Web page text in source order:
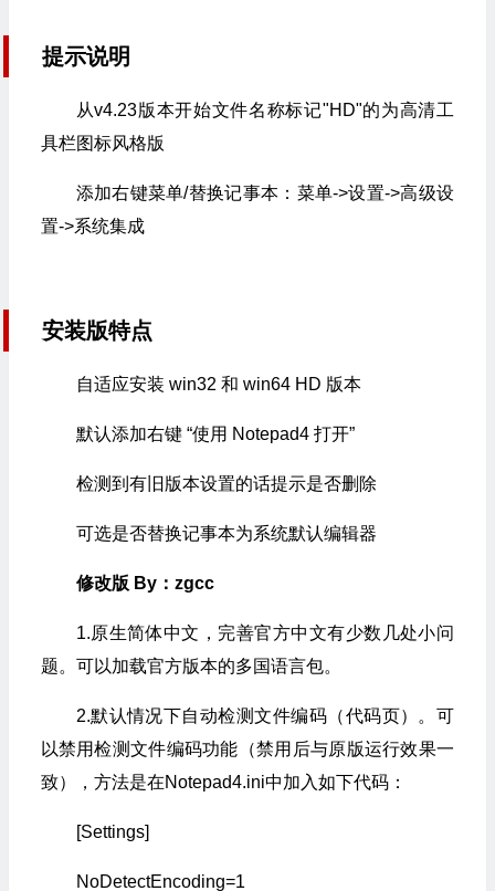
提示说明
从v4.23版本开始文件名称标记"HD"的为高清工
具栏图标风格版
添加右键菜单/替换记事本：菜单->设置->高级设
置->系统集成
安装版特点
自适应安装 win32 和 win64 HD 版本
默认添加右键 “使用 Notepad4 打开”
检测到有旧版本设置的话提示是否删除
可选是否替换记事本为系统默认编辑器
修改版 By：zgcc
1.原生简体中文，完善官方中文有少数几处小问
题。可以加载官方版本的多国语言包。
2.默认情况下自动检测文件编码（代码页）。可
以禁用检测文件编码功能（禁用后与原版运行效果一
致），方法是在Notepad4.ini中加入如下代码：
[Settings]
NoDetectEncoding=1